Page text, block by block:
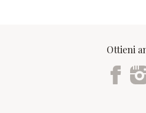
Ottieni